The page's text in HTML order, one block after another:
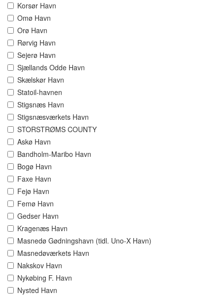
Korsør Havn
Omø Havn
Orø Havn
Rørvig Havn
Sejerø Havn
Sjællands Odde Havn
Skælskør Havn
Statoil-havnen
Stigsnæs Havn
Stigsnæsværkets Havn
STORSTRØMS COUNTY
Askø Havn
Bandholm-Maribo Havn
Bogø Havn
Faxe Havn
Fejø Havn
Femø Havn
Gedser Havn
Kragenæs Havn
Masnedø Gødningshavn (tidl. Uno-X Havn)
Masnedøværkets Havn
Nakskov Havn
Nykøbing F. Havn
Nysted Havn